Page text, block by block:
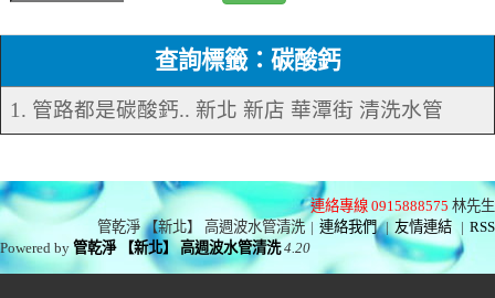
查詢標籤：碳酸鈣
1. 管路都是碳酸鈣.. 新北 新店 華潭街 清洗水管
連絡專線 0915888575 林先生
管乾淨 【新北】 高週波水管清洗 | 連絡我們 | 友情連結 | RSS
Powered by管乾淨 【新北】 高週波水管清洗 4.20